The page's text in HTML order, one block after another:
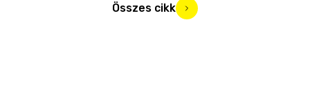
Összes cikk